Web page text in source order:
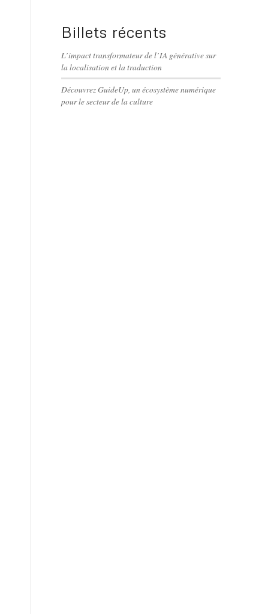
Billets récents
L’impact transformateur de l’IA générative sur
la localisation et la traduction
Découvrez GuideUp, un écosystème numérique
pour le secteur de la culture